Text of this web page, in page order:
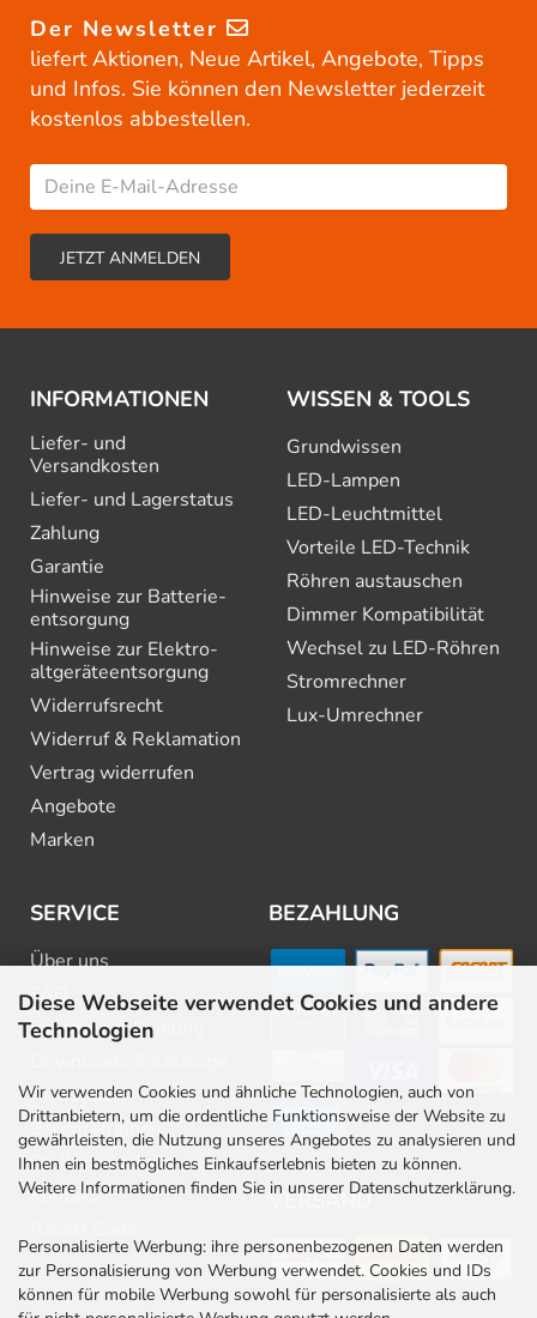
Diese Webseite verwendet Cookies und andere
Technologien
Wir verwenden Cookies und ähnliche Technologien, auch von
Drittanbietern, um die ordentliche Funktionsweise der Website zu
gewährleisten, die Nutzung unseres Angebotes zu analysieren und
Ihnen ein bestmögliches Einkaufserlebnis bieten zu können.
Weitere Informationen finden Sie in unserer Datenschutzerklärung.
Personalisierte Werbung: ihre personenbezogenen Daten werden
zur Personalisierung von Werbung verwendet. Cookies und IDs
können für mobile Werbung sowohl für personalisierte als auch
Der Newsletter
liefert Aktionen, Neue Artikel, Angebote, Tipps
und Infos. Sie können den Newsletter jederzeit
kostenlos abbestellen.
INFORMATIONEN
Liefer- und
Versandkosten
Liefer- und Lagerstatus
Zahlung
Garantie
Hinweise zur Batterie­
entsorgung
Hinweise zur Elektro­
altgeräte­entsorgung
Widerrufsrecht
Widerruf & Reklamation
Vertrag widerrufen
Angebote
Marken
WISSEN & TOOLS
Grundwissen
LED-Lampen
LED-Leuchtmittel
Vorteile LED-Technik
Röhren austauschen
Dimmer Kompatibilität
Wechsel zu LED-Röhren
Stromrechner
Lux-Umrechner
SERVICE
Über uns
FAQ
Beratung & Planung
Newsletter
Barrierefreiheit
Stellenangebote
Kontakt
BEZAHLUNG
VERSAND